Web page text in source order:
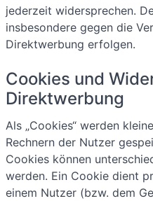
jederzeit widersprechen.
insbesondere gegen die
Direktwerbung erfolgen.
Cookies und
Direktwerbung
Als „Cookies“ werden
Rechnern der Nutzer
Cookies können
werden. Ein Cookie dient
einem Nutzer (bzw. dem